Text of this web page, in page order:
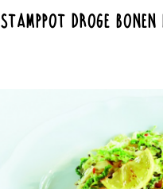
Stamppot droge bonen